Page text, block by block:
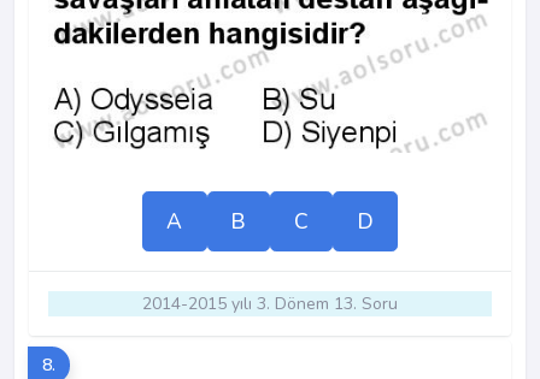
A B C D
2014-2015 yılı 3. Dönem 13. Soru
8.